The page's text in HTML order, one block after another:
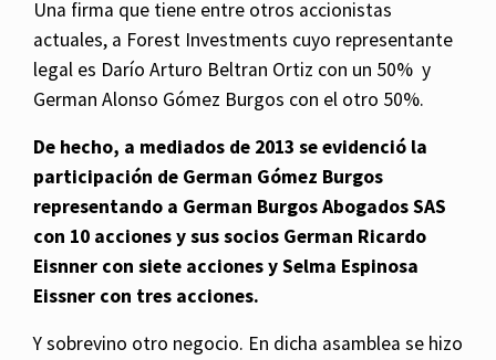
Una firma que tiene entre otros accionistas
actuales, a Forest Investments cuyo representante
legal es Darío Arturo Beltran Ortiz con un 50% y
German Alonso Gómez Burgos con el otro 50%.
De hecho, a mediados de 2013 se evidenció la
participación de German Gómez Burgos
representando a German Burgos Abogados SAS
con 10 acciones y sus socios German Ricardo
Eisnner con siete acciones y Selma Espinosa
Eissner con tres acciones.
Y sobrevino otro negocio. En dicha asamblea se hizo